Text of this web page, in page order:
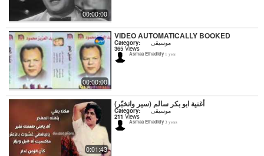
00:00:00
00:00:00
VIDEO AUTOMATICALLY BOOKED
Category: موسيقى
365 Views
Asmaa Elhadidy 1 year
0:01:43
أغنية ابو بكر سالم (سير واتخبّر)
Category: موسيقى
211 Views
Asmaa Elhadidy 3 years